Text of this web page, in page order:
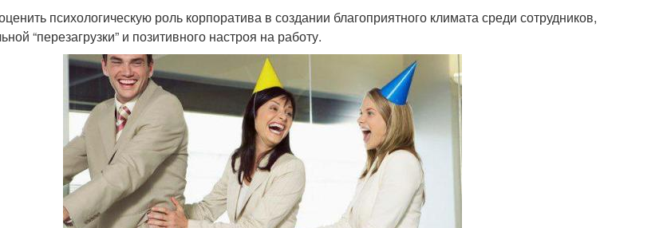
психологическую роль корпоратива в создании благоприятного климата среди сотрудников,
“перезагрузки” и позитивного настроя на работу.